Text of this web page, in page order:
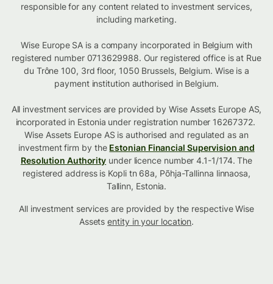
responsible for any content related to investment services,
including marketing.
Wise Europe SA is a company incorporated in Belgium with
registered number 0713629988. Our registered office is at Rue
du Trône 100, 3rd floor, 1050 Brussels, Belgium. Wise is a
payment institution authorised in Belgium.
All investment services are provided by Wise Assets Europe AS,
incorporated in Estonia under registration number 16267372.
Wise Assets Europe AS is authorised and regulated as an
investment firm by the Estonian Financial Supervision and
Resolution Authority under licence number 4.1-1/174. The
registered address is Kopli tn 68a, Põhja-Tallinna linnaosa,
Tallinn, Estonia.
All investment services are provided by the respective Wise
Assetsentity in your location.